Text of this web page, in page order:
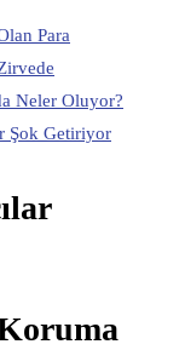
Para
Neler Oluyor?
Şok Getiriyor